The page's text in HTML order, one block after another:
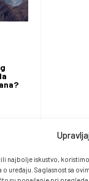
najbolje iskustvo,
o uređaju. Saglasnost sa